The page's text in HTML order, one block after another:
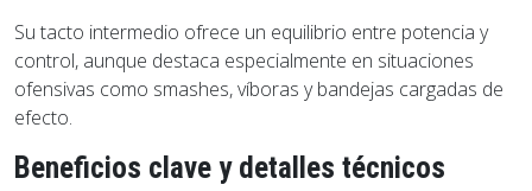
Su tacto intermedio ofrece un equilibrio entre potencia y
control, aunque destaca especialmente en situaciones
ofensivas como smashes, víboras y bandejas cargadas de
efecto.
Beneficios clave y detalles técnicos